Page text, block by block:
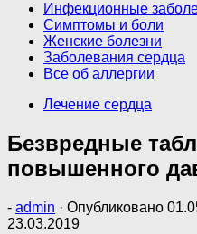
Инфекционные
Симптомы и боли
Женские болезни
Заболевания сердца
Все об аллергии
Лечение сердца
Безвредные
повышенного
- admin · Опубликовано
23.03.2019